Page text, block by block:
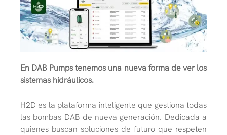
En DAB Pumps tenemos una nueva forma de ver los
sistemas hidráulicos.
H2D es la plataforma inteligente que gestiona todas
las bombas DAB de nueva generación. Dedicada a
quienes buscan soluciones de futuro que respeten